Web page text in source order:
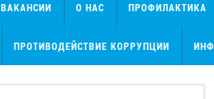
ВАКАНСИИ О НАС ПРОФИЛАКТИКА
ПРОТИВОДЕЙСТВИЕ КОРРУПЦИИ